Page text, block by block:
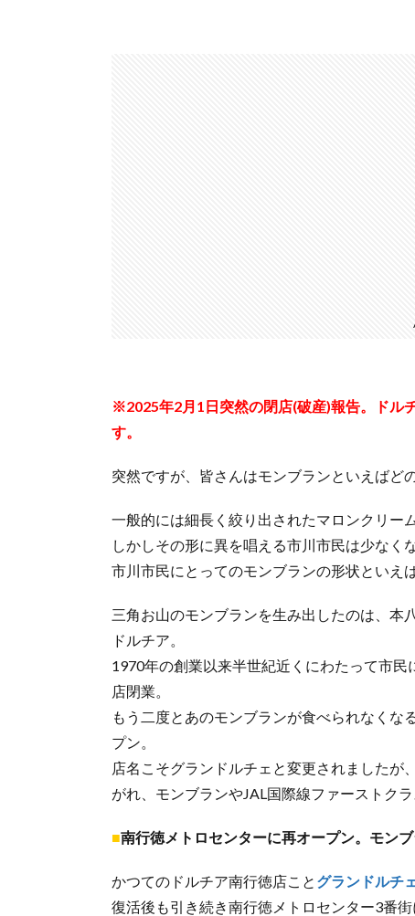
※2025年2月1日突然の閉店(破産)報告。ドル
す。
突然ですが、皆さんはモンブランといえばど
一般的には細長く絞り出されたマロンクリー
しかしその形に異を唱える市川市民は少なく
市川市民にとってのモンブランの形状といえ
三角お山のモンブランを生み出したのは、本
ドルチア。
1970年の創業以来半世紀近くにわたって市
店閉業。
もう二度とあのモンブランが食べられなく
プン。
店名こそグランドルチェと変更されましたが
がれ、モンブランやJAL国際線ファーストク
■南行徳メトロセンターに再オープン。モン
かつてのドルチア南行徳店こと グランドルチ
復活後も引き続き南行徳メトロセンター3番街